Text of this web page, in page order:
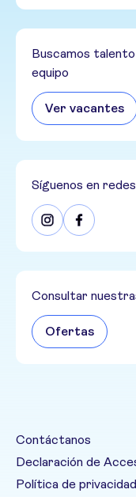
Buscamos
equipo
Ver vacantes
Síguenos en
Consultar
Ofertas
Contáctanos
Declaración de
Política de privacidad